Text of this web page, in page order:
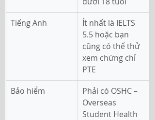
Tiếng Anh
Ít nhất là IELTS
5.5 hoặc bạn
cũng có thể thử
xem chứng chỉ
PTE
Bảo hiểm
Phải có OSHC –
Overseas
Student Health